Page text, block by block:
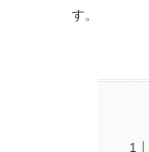
す。